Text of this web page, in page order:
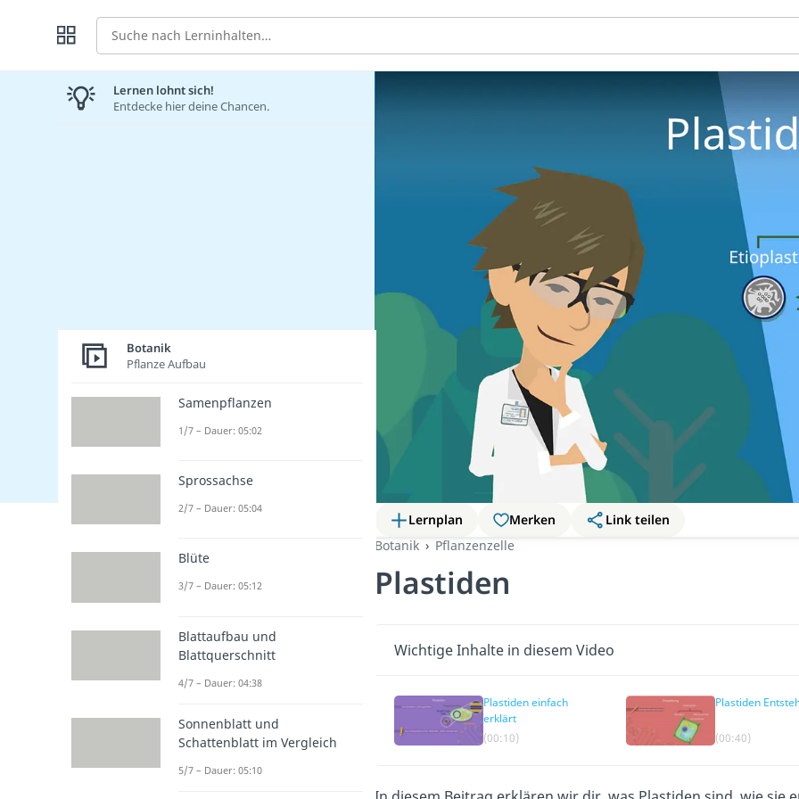
Suche
Lernplan Merken
Link teilen
Botanik
Pflanzenzelle
Plastiden
Wichtige Inhalte in diesem Video
Plastiden einfach
erklärt
(00:10)
Plastiden
(00:40)
Lernen lohnt sich!
Entdecke hier deine Chancen.
Botanik
Pflanze Aufbau
Samenpflanzen
1/7 – Dauer: 05:02
Sprossachse
2/7 – Dauer: 05:04
Blüte
3/7 – Dauer: 05:12
Blattaufbau und
Blattquerschnitt
4/7 – Dauer: 04:38
Sonnenblatt und
Schattenblatt im Vergleich
5/7 – Dauer: 05:10